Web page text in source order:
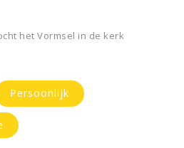
het Vormsel in de kerk
Persoonlijk